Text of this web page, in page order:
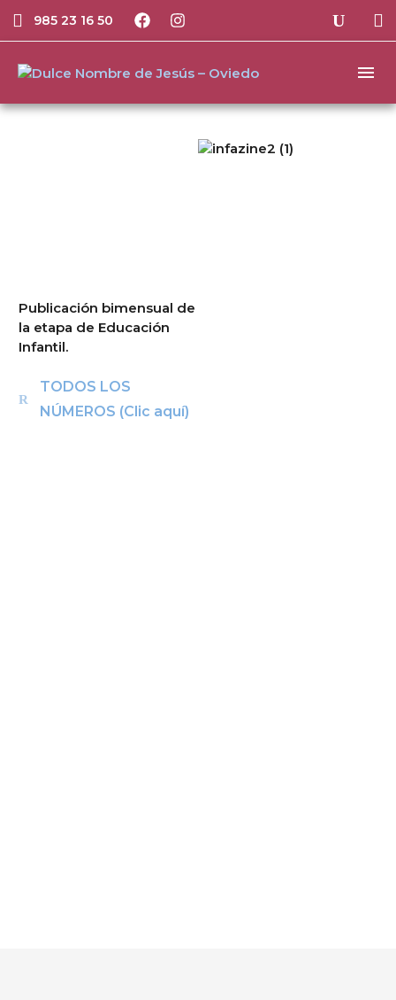
985 23 16 50
Publicación bimensual de
la etapa de Educación
Infantil.
TODOS LOS
NÚMEROS (Clic aquí)